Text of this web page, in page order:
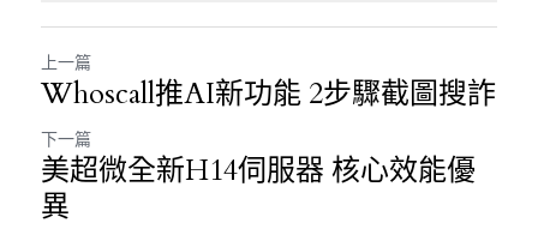
上一篇
Whoscall推AI新功能 2步驟截圖搜詐
下一篇
美超微全新H14伺服器 核心效能優
異